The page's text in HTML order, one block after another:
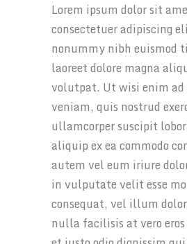
Lorem ipsum dolor sit
consectetuer adipiscing
nonummy nibh euismod
laoreet dolore magna
volutpat. Ut wisi enim
veniam, quis nostrud
ullamcorper suscipit
aliquip ex ea commodo
autem vel eum iriure
in vulputate velit esse
consequat, vel illum
nulla facilisis at vero